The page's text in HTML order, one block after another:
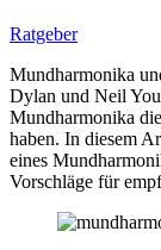
Ratgeber
Mundharmonika
Dylan und Neil
Mundharmonika
haben. In diesem
eines
Vorschläge für